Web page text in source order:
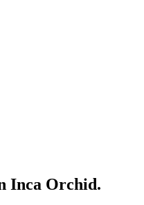
Inca Orchid.